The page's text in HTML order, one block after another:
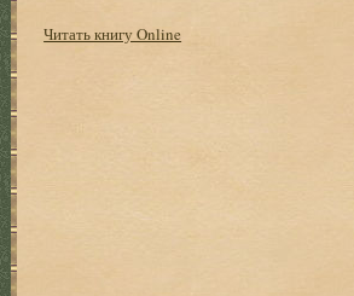
Читать книгу Online